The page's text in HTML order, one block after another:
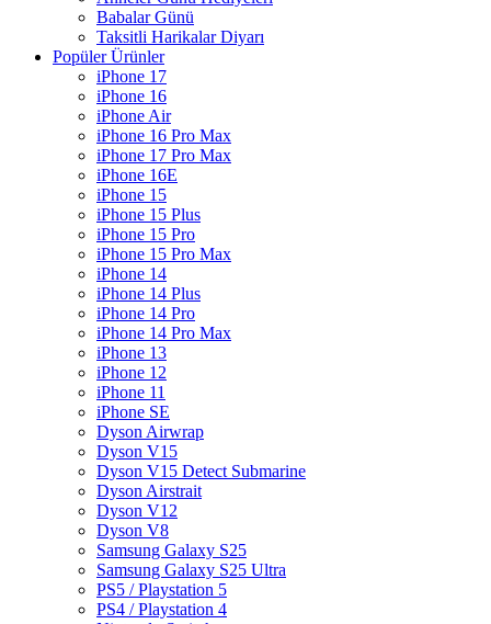
Babalar Günü
Taksitli Harikalar Diyarı
Popüler Ürünler
iPhone 17
iPhone 16
iPhone Air
iPhone 16 Pro Max
iPhone 17 Pro Max
iPhone 16E
iPhone 15
iPhone 15 Plus
iPhone 15 Pro
iPhone 15 Pro Max
iPhone 14
iPhone 14 Plus
iPhone 14 Pro
iPhone 14 Pro Max
iPhone 13
iPhone 12
iPhone 11
iPhone SE
Dyson Airwrap
Dyson V15
Dyson V15 Detect Submarine
Dyson Airstrait
Dyson V12
Dyson V8
Samsung Galaxy S25
Samsung Galaxy S25 Ultra
PS5 / Playstation 5
PS4 / Playstation 4